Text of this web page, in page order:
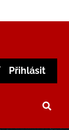
Přihlásit